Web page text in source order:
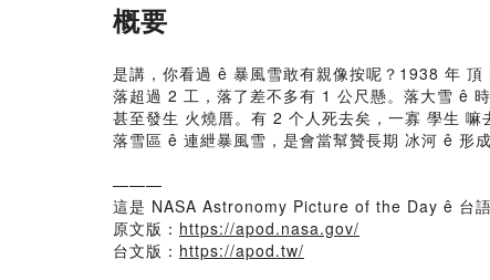
概要
是講，你看過 ê 暴風雪敢有親像按呢？1938 年
落超過 2 工，落了差不多有 1 公尺懸。落大雪 ê
甚至發生 火燒厝。有 2 个人死去矣，一寡 學生
落雪區 ê 連紲暴風雪，是會當幫贊長期 冰河 ê 形成
———
這是 NASA Astronomy Picture of the Day ê 台
原文版： https://apod.nasa.gov/
台文版： https://apod.tw/